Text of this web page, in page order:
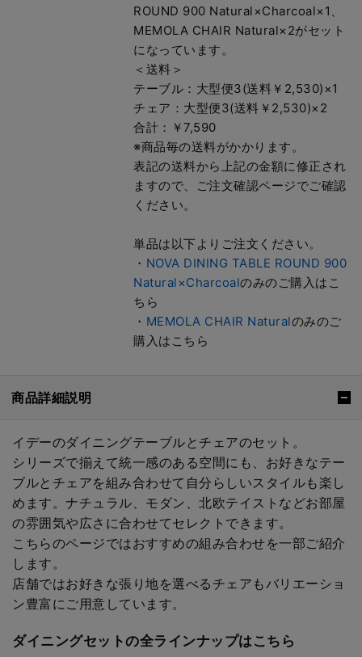
ROUND 900 Natural×Charcoal×1、
MEMOLA CHAIR Natural×2がセット
になっています。
＜送料＞
テーブル：大型便3(送料￥2,530)×1
チェア：大型便3(送料￥2,530)×2
合計：￥7,590
※商品毎の送料がかかります。
表記の送料から上記の金額に修正され
ますので、ご注文確認ページでご確認
ください。
単品は以下よりご注文ください。
・ NOVA DINING TABLE ROUND 900
Natural×Charcoalのみのご購入はこ
ちら
・ MEMOLA CHAIR Naturalのみのご
購入はこちら
商品詳細説明
イデーのダイニングテーブルとチェアのセット。
シリーズで揃えて統一感のある空間にも、お好きなテー
ブルとチェアを組み合わせて自分らしいスタイルも楽し
めます。ナチュラル、モダン、北欧テイストなどお部屋
の雰囲気や広さに合わせてセレクトできます。
こちらのページではおすすめの組み合わせを一部ご紹介
します。
店舗ではお好きな張り地を選べるチェアもバリエーショ
ン豊富にご用意しています。
ダイニングセットの全ラインナップはこちら